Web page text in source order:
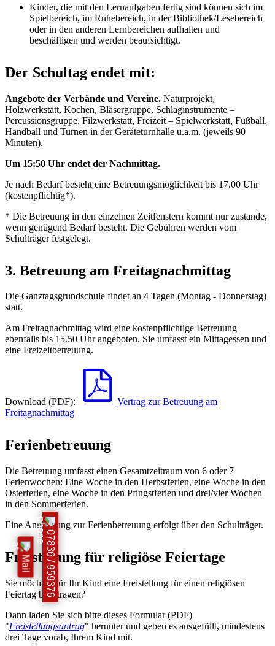
Kinder, die mit den Lernaufgaben fertig sind können sich im
Spielbereich, im Ruhebereich, in der Bibliothek/Lesebereich
oder in den anderen Lernbereichen aufhalten und
beschäftigen und werden beaufsichtigt.
Der Schultag endet mit:
Angebote der Verbände und Vereine. Naturprojekt,
Holzwerkstatt, Kochen, Bläsergruppe, Schlaginstrumente –
Percussionsgruppe, Filzwerkstatt, Freizeit – Spielwerkstatt, Fußball,
Handball und Turnen in der Geräteturnhalle u.a.m. (jeweils 90
Minuten).
Um 15:50 Uhr endet der Nachmittag.
Je nach Bedarf besteht eine Betreuungsmöglichkeit bis 17.00 Uhr
(kostenpflichtig*).
* Die Betreuung in den einzelnen Zeitfenstern kommt nur zustande,
wenn genügend Bedarf besteht. Die Gebühren werden vom
Schulträger festgelegt.
3. Betreuung am Freitagnachmittag
Die Ganztagsgrundschule findet an 4 Tagen (Montag - Donnerstag)
statt.
Am Freitagnachmittag wird eine kostenpflichtige Betreuung
ebenfalls bis 15.50 Uhr angeboten. Sie umfasst ein Mittagessen und
eine Freizeitbetreuung.
Download (PDF):
Vertrag zur Betreuung am
Freitagnachmittag
Ferienbetreuung
Die Betreuung umfasst einen Gesamtzeitraum von 6 oder 7
Ferienwochen: Eine Woche in den Herbstferien, eine Woche in den
Osterferien, eine Woche in den Pfingstferien und drei/vier Wochen
in den Sommerferien.
Eine Anmeldung zur Ferienbetreuung erfolgt über den Schulträger.
Mail 07836 / 959376
Freistellung für religiöse Feiertage
Sie möchten für Ihr Kind eine Freistellung für einen religiösen
Feiertag beantragen?
Dann laden Sie sich bitte dieses Formular (PDF)
"Freistellungsantrag" herunter und geben es ausgefüllt, mindestens
drei Tage vorab, Ihrem Kind mit.